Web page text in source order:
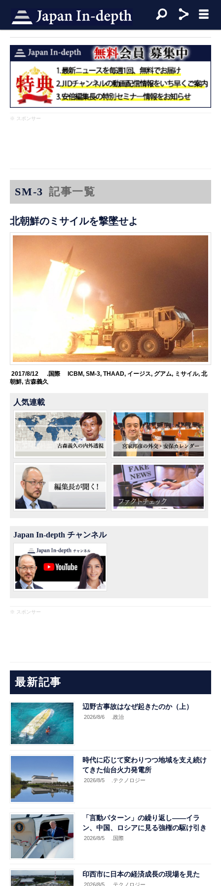
※ スポンサー
SM-3 記事一覧
北朝鮮のミサイルを撃墜せよ
2017/8/12 .国際 ICBM, SM-3, THAAD, イージス, グアム, ミサイル, 北
朝鮮,古森義久
人気連載
Japan In-depth チャンネル
※ スポンサー
最新記事
辺野古事故はなぜ起きたのか（上）
2026/8/6 .政治
時代に応じて変わりつつ地域を支え続け
てきた仙台火力発電所
2026/8/5 .テクノロジー
「言動パターン」の繰り返し――イラ
ン、中国、ロシアに見る強権の駆け引き
2026/8/5 .国際
印西市に日本の経済成長の現場を見た
2026/8/5 .テクノロジー